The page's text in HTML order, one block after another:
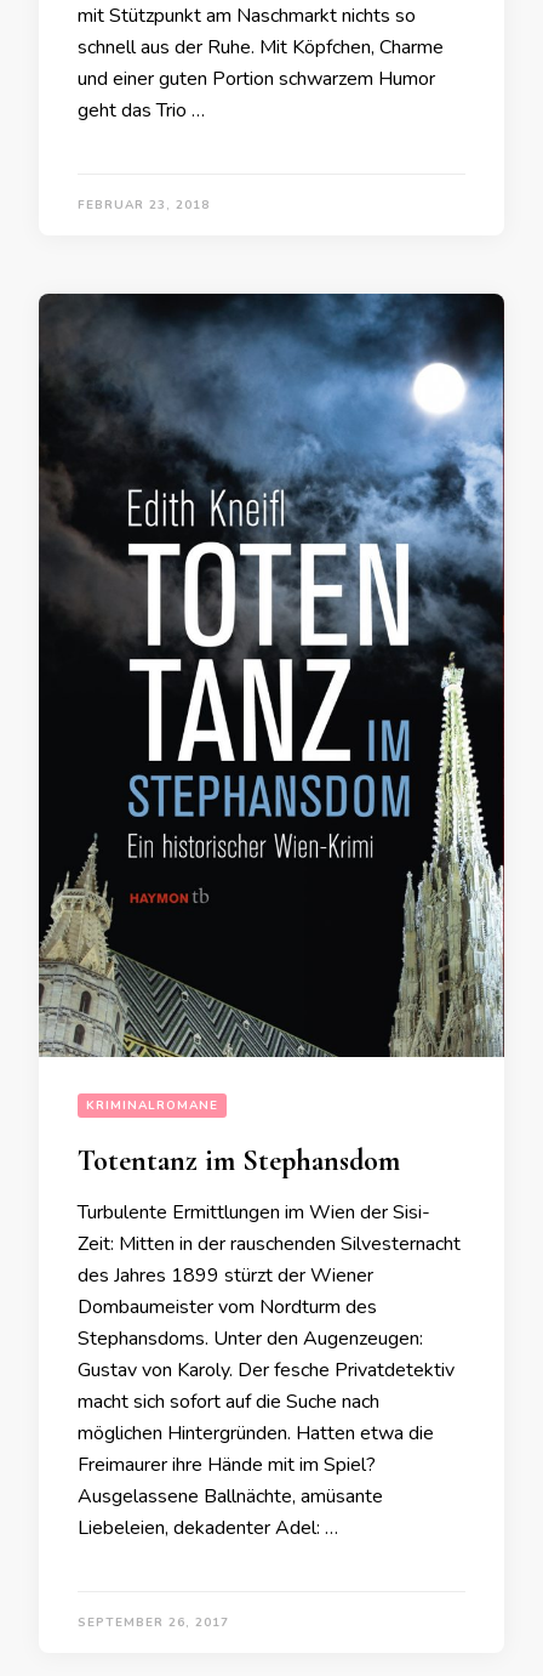
mit Stützpunkt am Naschmarkt nichts so
schnell aus der Ruhe. Mit Köpfchen, Charme
und einer guten Portion schwarzem Humor
geht das Trio …
FEBRUAR 23, 2018
KRIMINALROMANE
Totentanz im Stephansdom
Turbulente Ermittlungen im Wien der Sisi-
Zeit: Mitten in der rauschenden Silvesternacht
des Jahres 1899 stürzt der Wiener
Dombaumeister vom Nordturm des
Stephansdoms. Unter den Augenzeugen:
Gustav von Karoly. Der fesche Privatdetektiv
macht sich sofort auf die Suche nach
möglichen Hintergründen. Hatten etwa die
Freimaurer ihre Hände mit im Spiel?
Ausgelassene Ballnächte, amüsante
Liebeleien, dekadenter Adel: …
SEPTEMBER 26, 2017